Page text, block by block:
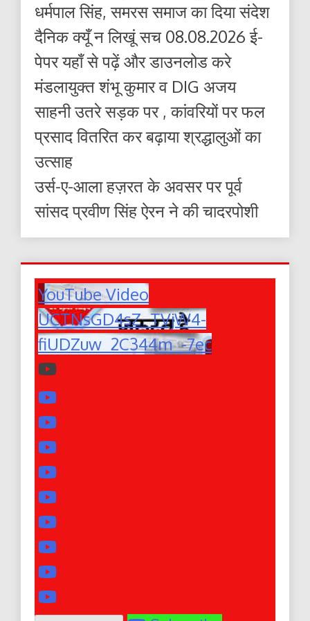
धर्मपाल सिंह, समरस समाज का दिया संदेश
दैनिक क्यूँ न लिखूं सच 08.08.2026 ई-
पेपर यहाँ से पढ़ें और डाउनलोड करे
मंडलायुक्त शंभू कुमार व DIG अजय
साहनी उतरे सड़क पर , कांवरियों पर फल
प्रसाद वितरित कर बढ़ाया श्रद्धालुओं का
उत्साह
उर्स-ए-आला हज़रत के अवसर पर पूर्व
सांसद प्रवीण सिंह ऐरन ने की चादरपोशी
YouTube Video
UCTNsGD4sZ_TVjW4-
fiUDZuw_2C344m_-7ec